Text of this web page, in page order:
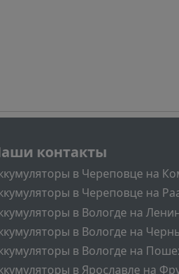
контакты
в Череповце на
в Череповце на
в Вологде на
в Вологде на
в Вологде на
в Ярославле на